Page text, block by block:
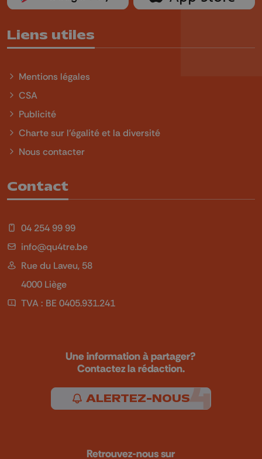
Liens utiles
Mentions légales
CSA
Publicité
Charte sur l'égalité et la diversité
Nous contacter
Contact
04 254 99 99
info@qu4tre.be
Rue du Laveu, 58
4000 Liège
TVA : BE 0405.931.241
Une information à partager?
Contactez la rédaction.
ALERTEZ-NOUS
Retrouvez-nous sur